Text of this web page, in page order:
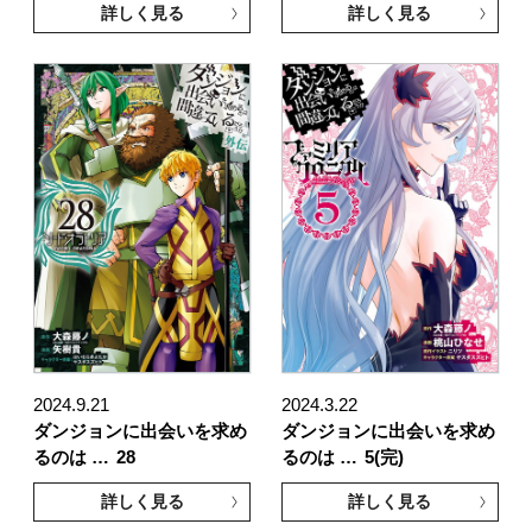
詳しく見る 詳しく見る
2024.9.21
ダンジョンに出会いを求め
るのは … 28
詳しく見る
2024.3.22
ダンジョンに出会いを求め
るのは … 5(完)
詳しく見る